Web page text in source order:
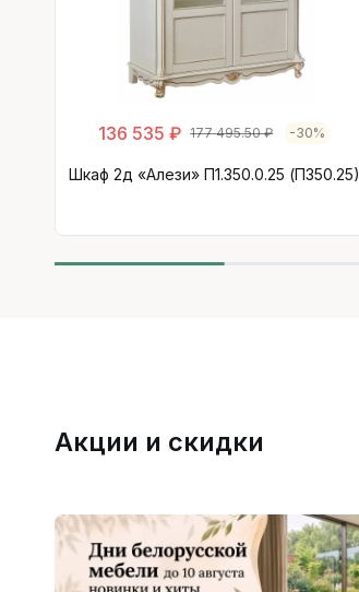
136 535 ₽ 177 495.50 ₽ -30%
Шкаф 2д «Алези» П1.350.0.25 (П350.25)
Акции и скидки